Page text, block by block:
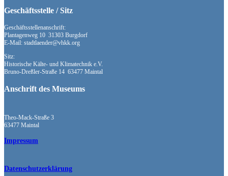
Geschäftsstelle / Sitz
Geschäftsstellenanschrift:
Plantagenweg 10 31303 Burgdorf
E-Mail: stadtlaender@vhkk.org
Sitz:
Historische Kälte- und Klimatechnik e.V.
Bruno-Dreßler-Straße 14 63477 Maintal
Anschrift des Museums
Theo-Mack-Straße 3
63477 Maintal
Impressum
Datenschutzerklärung